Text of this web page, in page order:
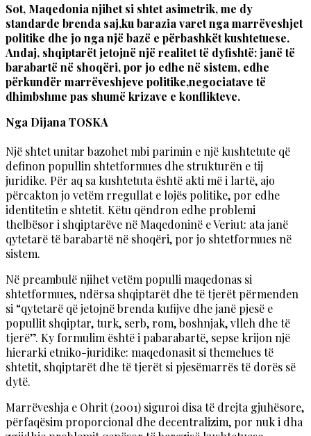
Sot, Maqedonia njihet si shtet asimetrik, me dy
standarde brenda saj,ku barazia varet nga marrëveshjet
politike dhe jo nga një bazë e përbashkët kushtetuese.
Andaj, shqiptarët jetojnë një realitet të dyfishtë: janë të
barabartë në shoqëri, por jo edhe në sistem, edhe
përkundër marrëveshjeve politike,negociatave të
dhimbshme pas shumë krizave e konflikteve.
Nga Dijana TOSKA
Një shtet unitar bazohet mbi parimin e një kushtetute që
definon popullin shtetformues dhe strukturën e tij
juridike. Për aq sa kushtetuta është akti më i lartë, ajo
përcakton jo vetëm rregullat e lojës politike, por edhe
identitetin e shtetit. Këtu qëndron edhe problemi
thelbësor i shqiptarëve në Maqedoninë e Veriut: ata janë
qytetarë të barabartë në shoqëri, por jo shtetformues në
sistem.
Në preambulë njihet vetëm populli maqedonas si
shtetformues, ndërsa shqiptarët dhe të tjerët përmenden
si “qytetarë që jetojnë brenda kufijve dhe janë pjesë e
popullit shqiptar, turk, serb, rom, boshnjak, vlleh dhe të
tjerë”. Ky formulim është i pabarabartë, sepse krijon një
hierarki etniko-juridike: maqedonasit si themelues të
shtetit, shqiptarët dhe të tjerët si pjesëmarrës të dorës së
dytë.
Marrëveshja e Ohrit (2001) siguroi disa të drejta gjuhësore,
përfaqësim proporcional dhe decentralizim, por nuk i dha